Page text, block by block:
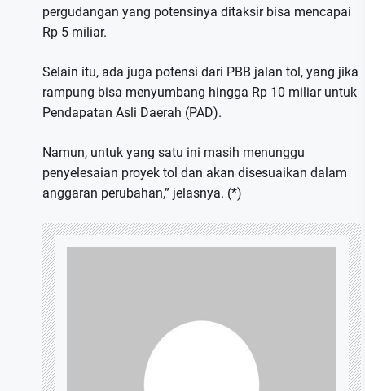
pergudangan yang potensinya ditaksir bisa mencapai
Rp 5 miliar.
Selain itu, ada juga potensi dari PBB jalan tol, yang jika
rampung bisa menyumbang hingga Rp 10 miliar untuk
Pendapatan Asli Daerah (PAD).
Namun, untuk yang satu ini masih menunggu
penyelesaian proyek tol dan akan disesuaikan dalam
anggaran perubahan,” jelasnya. (*)